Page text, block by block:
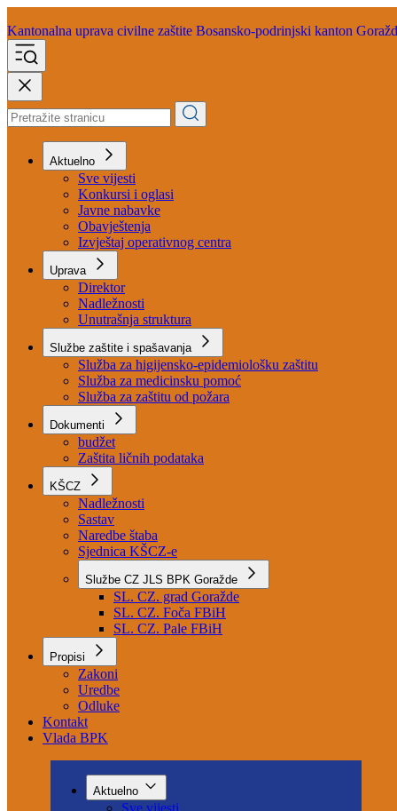
Kantonalna uprava
Aktuelno
Sve vijesti
Konkursi i oglasi
Javne nabavke
Obavještenja
Izvještaj operativnog centra
Uprava
Nadležnosti
Unutrašnja struktura
Službe zaštite i spašavanja
Služba za higijensko-epidemiološku zaštitu
Služba za medicinsku pomoć
Služba za zaštitu od požara
Dokumenti
budžet
Zaštita ličnih podataka
KŠCZ
Nadležnosti
Sastav
Naredbe štaba
Sjednica KŠCZ-e
Službe CZ JLS BPK Goražde
SL. CZ. grad Goražde
SL. CZ. Foča FBiH
SL. CZ. Pale FBiH
Propisi
Zakoni
Uredbe
Vlada BPK